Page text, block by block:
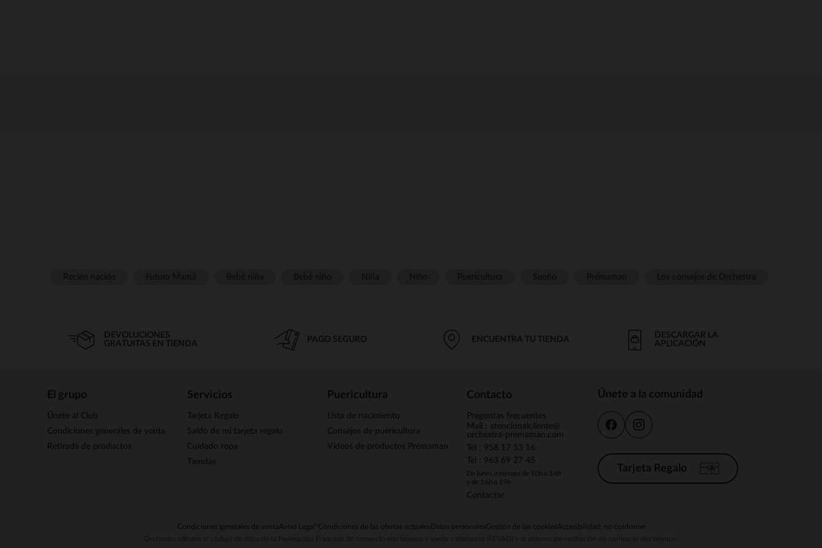
DEVOLUCIONES
GRATUITAS EN TIENDA
PAGO SEGURO ENCUENTRA TU TIENDA
DESCARGAR LA
APLICACIÓN
El grupo
Únete al Club
Condiciones generales de venta
Retirada de productos
Servicios
Tarjeta Regalo
Saldo de mi tarjeta regalo
Cuidado ropa
Tiendas
Puericultura
Lista de nacimiento
Consejos de puericultura
Vídeos de productos Prémaman
Contacto
Preguntas frecuentes
Mail : atencionalcliente@
orchestra-premaman.com
Tel : 958 17 53 16
Tel : 963 69 27 45
De lunes a viernes de 10h a 14h
y de 16h a 19h
Contactar
Únete a la comunidad
Tarjeta Regalo
Condiciones generales de ventaAviso Legal *Condiciones de las ofertas actuales Datos personalesGestión de las cookiesAccesibilidad: no conforme